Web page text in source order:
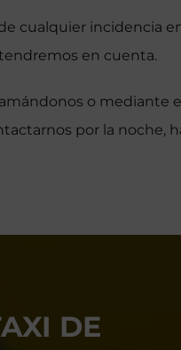
de cualquier incidencia
en cuenta.
o mediante
por la noche,
DE